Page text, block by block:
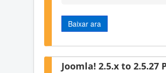
Baixar ara
Joomla! 2.5.x to 2.5.27